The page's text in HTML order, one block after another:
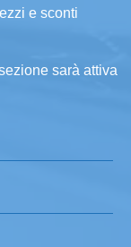
e sconti
sarà attiva